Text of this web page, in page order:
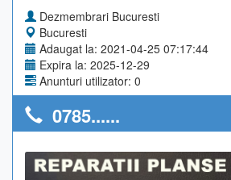
Dezmembrari Bucuresti
Bucuresti
Adaugat la: 2021-04-25 07:17:44
Expira la: 2025-12-29
Anunturi utilizator: 0
0785......